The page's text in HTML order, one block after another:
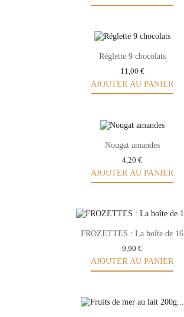
Réglette 9 chocolats
11,00 €
AJOUTER AU PANIER
Nougat amandes
4,20 €
AJOUTER AU PANIER
FROZETTES : La boîte de 16
9,90 €
AJOUTER AU PANIER